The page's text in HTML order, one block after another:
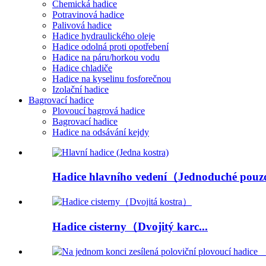
Chemická hadice
Potravinová hadice
Palivová hadice
Hadice hydraulického oleje
Hadice odolná proti opotřebení
Hadice na páru/horkou vodu
Hadice chladiče
Hadice na kyselinu fosforečnou
Izolační hadice
Bagrovací hadice
Plovoucí bagrová hadice
Bagrovací hadice
Hadice na odsávání kejdy
Hadice hlavního vedení（Jednoduché
Hadice cisterny（Dvojitý karc...